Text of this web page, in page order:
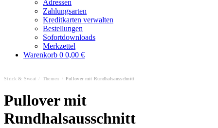
Adressen
Zahlungsarten
Kreditkarten verwalten
Bestellungen
Sofortdownloads
Merkzettel
Warenkorb 0 0,00 €
Strick & Sweat Themen Pullover mit Rundhalsausschnitt
Pullover mit
Rundhalsausschnitt